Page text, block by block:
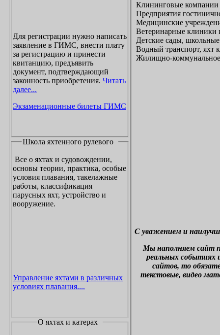
Для регистрации нужно написать
заявление в ГИМС, внести плату
за регистрацию и принести
квитанцию, предъявить
документ, подтверждающий
законность приобретения. Читать
далее...
Экзаменационные билеты ГИМС
Школа яхтенного рулевого
Все о яхтах и судовождении,
основы теории, практика, особые
условия плавания, такелажные
работы, классификация
парусных яхт, устройство и
вооружение.
Управление яхтами в различных
условиях плавания....
О яхтах и катерах
Клининговые компании
Предприятия
Медицинские
Ветеринарные клиники
Детские сады,
Водный транспорт,
Жилищно-коммунальное
С уважением и
Мы наполняем сайт
реальных событиях
сайтов, то
текстовые, видео